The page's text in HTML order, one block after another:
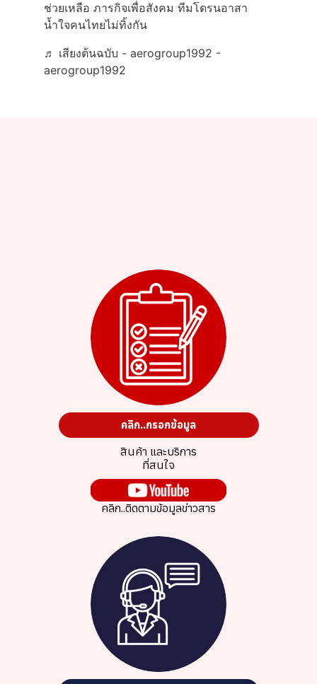
ช่วยเหลือ ภารกิจเพื่อสังคม ทีมโดรนอาสา
น้ำใจคนไทยไม่ทิ้งกัน
♬ เสียงต้นฉบับ - aerogroup1992 -
aerogroup1992
คลิก..กรอกข้อมูล
สินค้า และบริการ
ที่สนใจ
คลิก..ติดตามข้อมูลข่าวสาร